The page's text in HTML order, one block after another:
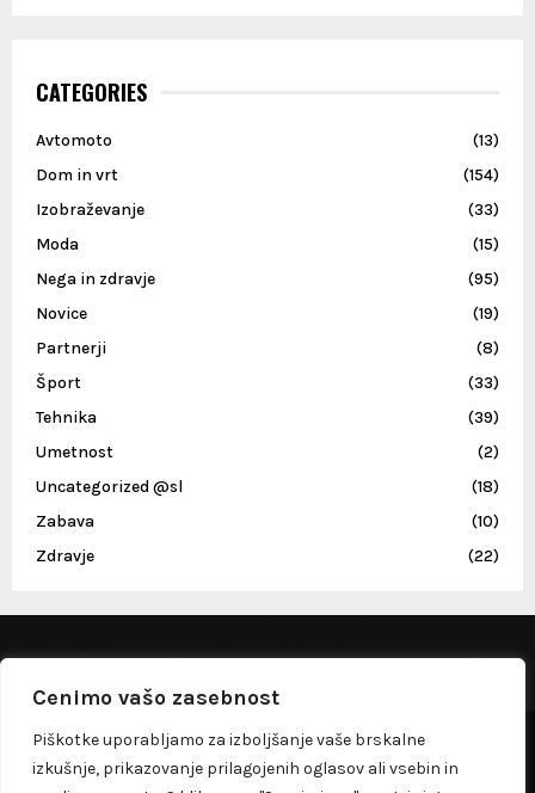
Cenimo vašo zasebnost
Piškotke uporabljamo za izboljšanje vaše brskalne
izkušnje, prikazovanje prilagojenih oglasov ali vsebin in
CATEGORIES
Avtomoto
(13)
Dom in vrt
(154)
Izobraževanje
(33)
Moda
(15)
Nega in zdravje
(95)
Novice
(19)
Partnerji
(8)
Šport
(33)
Tehnika
(39)
Umetnost
(2)
Uncategorized @sl
(18)
Zabava
(10)
Zdravje
(22)
Please fill the Instagram Access Token. You can get Instagram
@2023 - dobernasvet.si. All Right Reserved.
O meni Kontakt